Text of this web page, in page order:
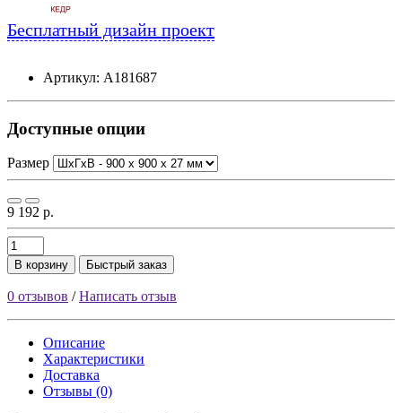
Бесплатный дизайн проект
Артикул: А181687
Доступные опции
Размер
9 192 р.
В корзину Быстрый заказ
0 отзывов /Написать отзыв
Описание
Характеристики
Доставка
Отзывы (0)